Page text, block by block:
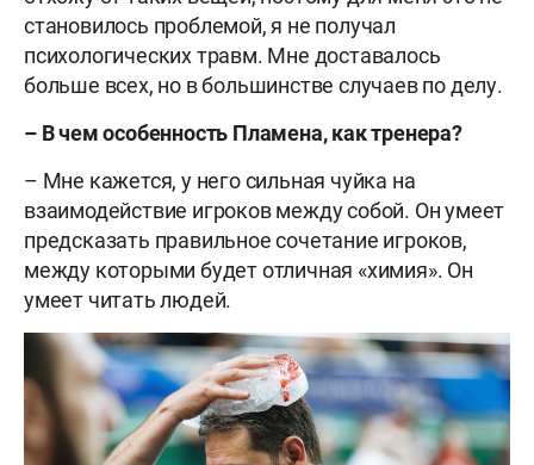
становилось проблемой, я не получал
психологических травм. Мне доставалось
больше всех, но в большинстве случаев по делу.
– В чем особенность Пламена, как тренера?
– Мне кажется, у него сильная чуйка на
взаимодействие игроков между собой. Он умеет
предсказать правильное сочетание игроков,
между которыми будет отличная «химия». Он
умеет читать людей.